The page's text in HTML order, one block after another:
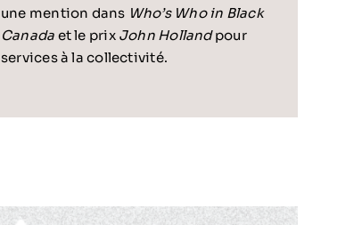
une mention dans Who’s Who in Black
Canada et le prix John Hollandpour
services à la collectivité.